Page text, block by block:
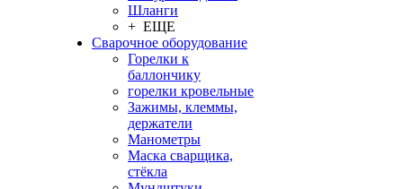
Шланги
+ ЕЩЕ
Сварочное оборудование
Горелки к
баллончику
горелки кровельные
Зажимы, клеммы,
держатели
Манометры
Маска сварщика,
стёкла